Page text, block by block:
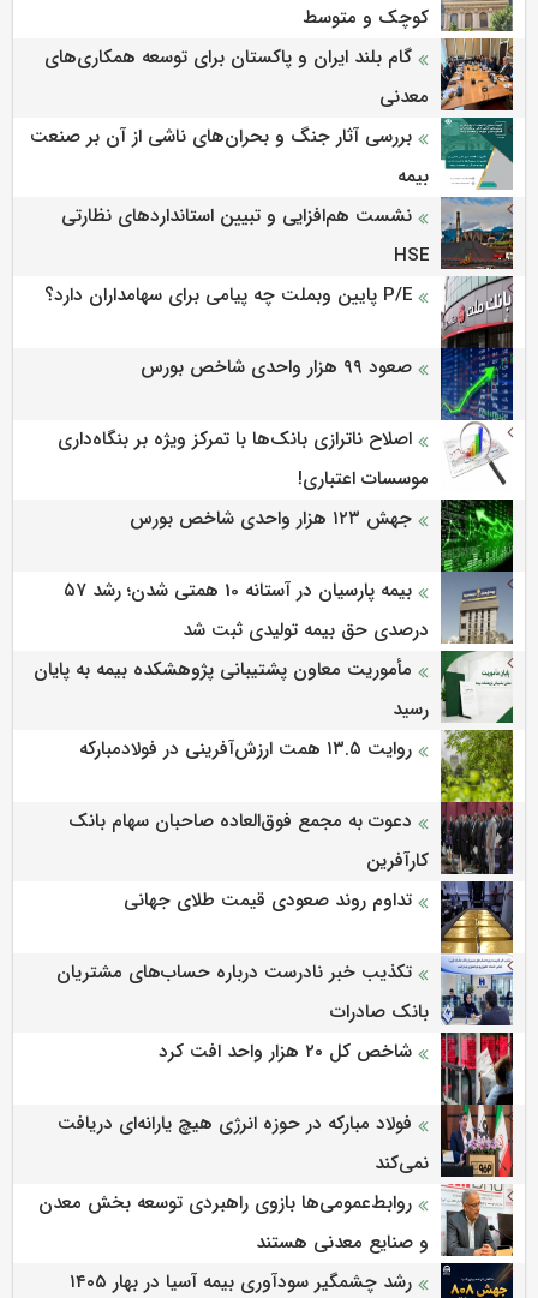
کوچک و متوسط
گام بلند ایران و پاکستان برای توسعه همکاری‌های
معدنی
بررسی آثار جنگ و بحران‌های ناشی از آن بر صنعت
بیمه
نشست هم‌افزایی و تبیین استانداردهای نظارتی
HSE
P/E پایین وبملت چه پیامی برای سهامداران دارد؟
صعود ۹۹ هزار واحدی شاخص بورس
اصلاح ناترازی بانک‌ها با تمرکز ویژه بر بنگاه‌داری
موسسات اعتباری!
جهش ۱۲۳ هزار واحدی شاخص بورس
بیمه پارسیان در آستانه 10 همتی شدن؛ رشد ۵۷
درصدی حق بیمه تولیدی ثبت شد
مأموریت معاون پشتیبانی پژوهشكده بیمه به پایان
رسید
روایت ۱۳.۵ همت ارزش‌آفرینی در فولادمبارکه
دعوت به مجمع فوق‌العاده صاحبان سهام بانک
کارآفرین
تداوم روند صعودی قیمت طلای جهانی
تکذیب خبر نادرست درباره حساب‌های مشتریان
بانک صادرات
شاخص کل ۲۰ هزار واحد افت کرد
فولاد مبارکه در حوزه انرژی هیچ یارانه‌ای دریافت
نمی‌کند
روابط‌‌عمومی‌ها بازوی راهبردی توسعه بخش معدن
و صنایع معدنی هستند
رشد چشمگیر سودآوری بیمه آسیا در بهار ۱۴۰۵